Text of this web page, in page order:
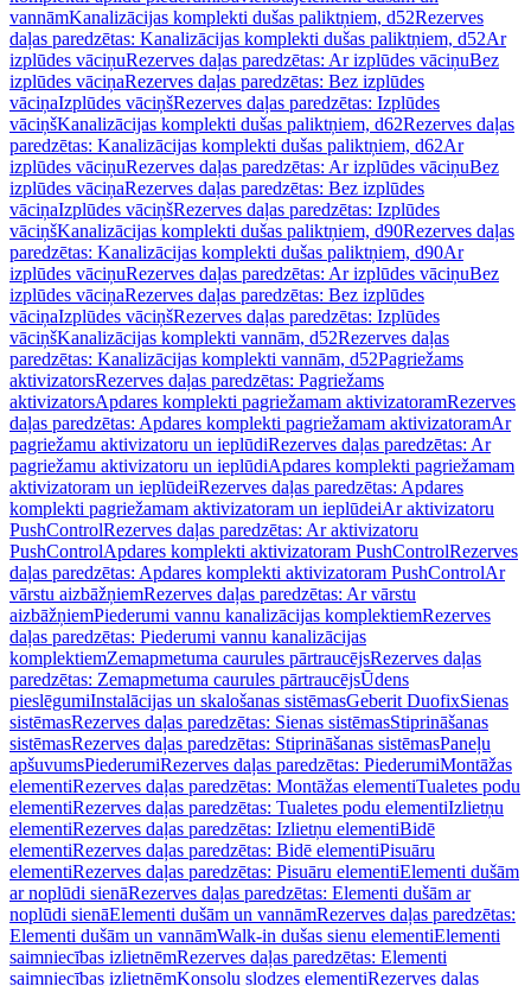
vannāmKanalizācijas komplekti dušas paliktņiem, d52Rezerves
daļas paredzētas: Kanalizācijas komplekti dušas paliktņiem, d52Ar
izplūdes vāciņuRezerves daļas paredzētas: Ar izplūdes vāciņuBez
izplūdes vāciņaRezerves daļas paredzētas: Bez izplūdes
vāciņaIzplūdes vāciņšRezerves daļas paredzētas: Izplūdes
vāciņšKanalizācijas komplekti dušas paliktņiem, d62Rezerves daļas
paredzētas: Kanalizācijas komplekti dušas paliktņiem, d62Ar
izplūdes vāciņuRezerves daļas paredzētas: Ar izplūdes vāciņuBez
izplūdes vāciņaRezerves daļas paredzētas: Bez izplūdes
vāciņaIzplūdes vāciņšRezerves daļas paredzētas: Izplūdes
vāciņšKanalizācijas komplekti dušas paliktņiem, d90Rezerves daļas
paredzētas: Kanalizācijas komplekti dušas paliktņiem, d90Ar
izplūdes vāciņuRezerves daļas paredzētas: Ar izplūdes vāciņuBez
izplūdes vāciņaRezerves daļas paredzētas: Bez izplūdes
vāciņaIzplūdes vāciņšRezerves daļas paredzētas: Izplūdes
vāciņšKanalizācijas komplekti vannām, d52Rezerves daļas
paredzētas: Kanalizācijas komplekti vannām, d52Pagriežams
aktivizatorsRezerves daļas paredzētas: Pagriežams
aktivizatorsApdares komplekti pagriežamam aktivizatoramRezerves
daļas paredzētas: Apdares komplekti pagriežamam aktivizatoramAr
pagriežamu aktivizatoru un ieplūdiRezerves daļas paredzētas: Ar
pagriežamu aktivizatoru un ieplūdiApdares komplekti pagriežamam
aktivizatoram un ieplūdeiRezerves daļas paredzētas: Apdares
komplekti pagriežamam aktivizatoram un ieplūdeiAr aktivizatoru
PushControlRezerves daļas paredzētas: Ar aktivizatoru
PushControlApdares komplekti aktivizatoram PushControlRezerves
daļas paredzētas: Apdares komplekti aktivizatoram PushControlAr
vārstu aizbāžņiemRezerves daļas paredzētas: Ar vārstu
aizbāžņiemPiederumi vannu kanalizācijas komplektiemRezerves
daļas paredzētas: Piederumi vannu kanalizācijas
komplektiemZemapmetuma caurules pārtraucējsRezerves daļas
paredzētas: Zemapmetuma caurules pārtraucējsŪdens
pieslēgumiInstalācijas un skalošanas sistēmasGeberit DuofixSienas
sistēmasRezerves daļas paredzētas: Sienas sistēmasStiprināšanas
sistēmasRezerves daļas paredzētas: Stiprināšanas sistēmasPaneļu
apšuvumsPiederumiRezerves daļas paredzētas: PiederumiMontāžas
elementiRezerves daļas paredzētas: Montāžas elementiTualetes podu
elementiRezerves daļas paredzētas: Tualetes podu elementiIzlietņu
elementiRezerves daļas paredzētas: Izlietņu elementiBidē
elementiRezerves daļas paredzētas: Bidē elementiPisuāru
elementiRezerves daļas paredzētas: Pisuāru elementiElementi dušām
ar noplūdi sienāRezerves daļas paredzētas: Elementi dušām ar
noplūdi sienāElementi dušām un vannāmRezerves daļas paredzētas:
Elementi dušām un vannāmWalk-in dušas sienu elementiElementi
saimniecības izlietnēmRezerves daļas paredzētas: Elementi
saimniecības izlietnēmKonsoļu slodzes elementiRezerves daļas